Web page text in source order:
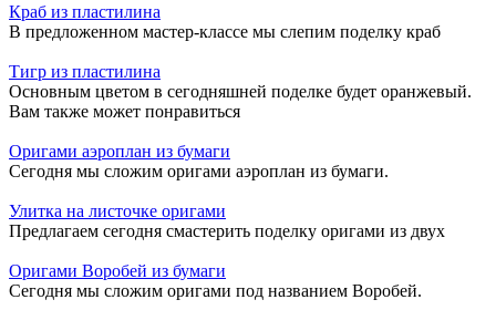
Краб из пластилина
В предложенном мастер-классе мы слепим поделку краб
Тигр из пластилина
Основным цветом в сегодняшней поделке будет оранжевый.
Вам также может понравиться
Оригами аэроплан из бумаги
Сегодня мы сложим оригами аэроплан из бумаги.
Улитка на листочке оригами
Предлагаем сегодня смастерить поделку оригами из двух
Оригами Воробей из бумаги
Сегодня мы сложим оригами под названием Воробей.